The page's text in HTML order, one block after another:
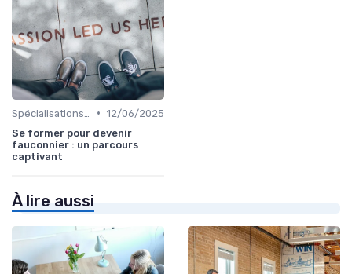
• 12/06/2025
Se former pour devenir
fauconnier : un parcours
captivant
À lire aussi